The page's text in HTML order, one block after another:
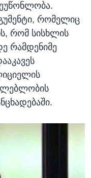
რომელიც
რომ სისხლის
რამდენიმე